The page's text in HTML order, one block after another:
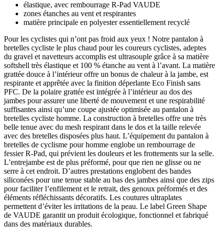
élastique, avec rembourrage R-Pad VAUDE
zones étanches au vent et respirantes
matière principale en polyester essentiellement recyclé
Pour les cyclistes qui n’ont pas froid aux yeux ! Notre pantalon à
bretelles cycliste le plus chaud pour les coureurs cyclistes, adeptes
du gravel et navetteurs accomplis est ultrasouple grâce à sa matière
softshell très élastique et 100 % étanche au vent à l’avant. La matière
grattée douce à l’intérieur offre un bonus de chaleur à la jambe, est
respirante et apprêtée avec la finition déperlante Eco Finish sans
PFC. De la polaire grattée est intégrée à l’intérieur au dos des
jambes pour assurer une liberté de mouvement et une respirabilité
suffisantes ainsi qu’une coupe ajustée optimisée au pantalon à
bretelles cycliste homme. La construction à bretelles offre une très
belle tenue avec du mesh respirant dans le dos et la taille relevée
avec des bretelles disposées plus haut. L’équipement du pantalon à
bretelles de cyclisme pour homme englobe un rembourrage de
fessier R-Pad, qui prévient les douleurs et les frottements sur la selle.
L’entrejambe est de plus préformé, pour que rien ne glisse ou ne
serre à cet endroit. D’autres prestations englobent des bandes
siliconées pour une tenue stable au bas des jambes ainsi que des zips
pour faciliter l’enfilement et le retrait, des genoux préformés et des
éléments réfléchissants décoratifs. Les coutures ultraplates
permettent d’éviter les irritations de la peau. Le label Green Shape
de VAUDE garantit un produit écologique, fonctionnel et fabriqué
dans des matériaux durables.